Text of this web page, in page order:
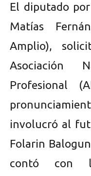
El diputado
Matías
Amplio),
Asociación
Profesional
involucró al
Folarin
contó con